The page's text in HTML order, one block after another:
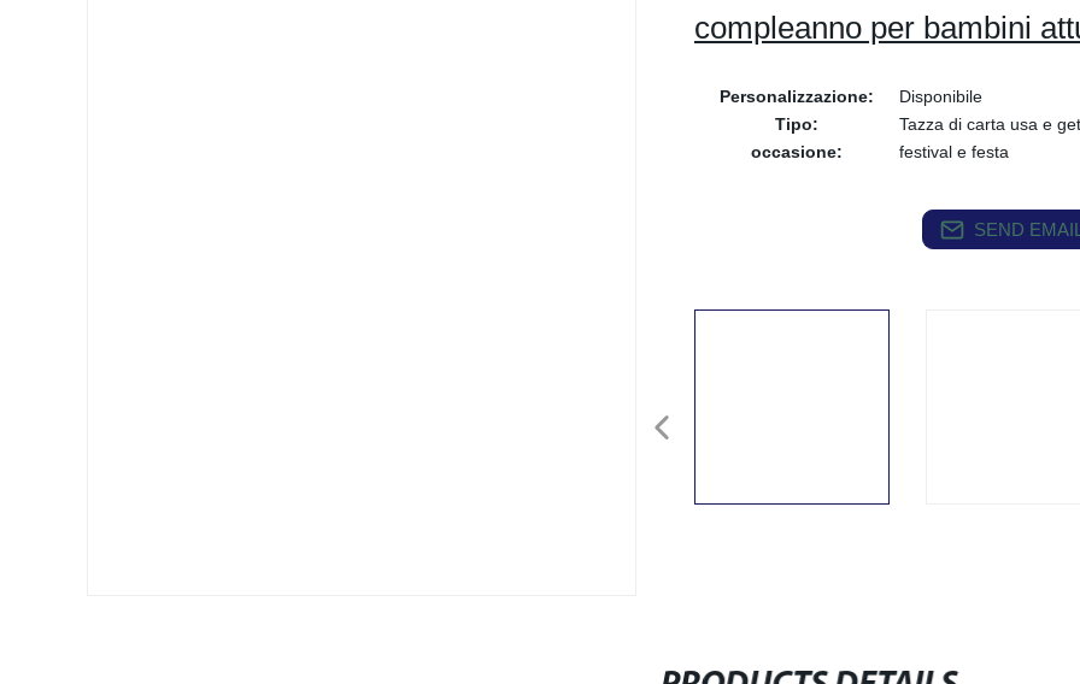
compleanno per bambini
Personalizzazione:
Disponibile
Tipo:
Tazza di carta usa e
occasione:
festival e festa
SEND